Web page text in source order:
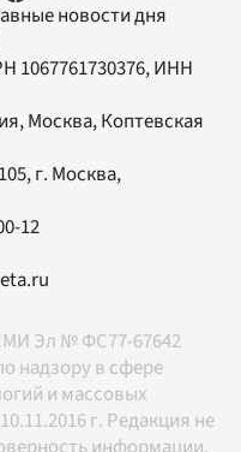
новости дня
1067761730376, ИНН
Москва, Коптевская
, г. Москва,
12
Эл № ФС77-67642
надзору в сфере
и массовых
г. Редакция не